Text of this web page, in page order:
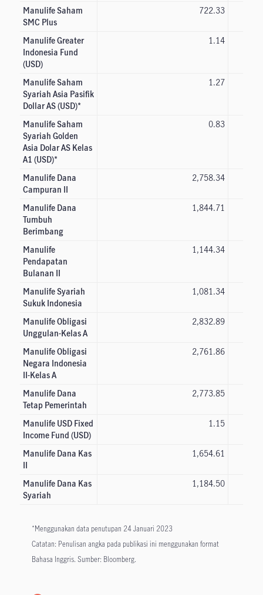
Manulife Saham
SMC Plus
722.33
Manulife Greater
Indonesia Fund
(USD)
1.14
Manulife Saham
Syariah Asia Pasifik
Dollar AS (USD)*
1.27
Manulife Saham
Syariah Golden
Asia Dolar AS Kelas
A1 (USD)*
0.83
Manulife Dana
Campuran II
2,758.34
Manulife Dana
Tumbuh
Berimbang
1,844.71
Manulife
Pendapatan
Bulanan II
1,144.34
Manulife Syariah
Sukuk Indonesia
1,081.34
Manulife Obligasi
Unggulan-Kelas A
2,832.89
Manulife Obligasi
Negara Indonesia
II-Kelas A
2,761.86
Manulife Dana
Tetap Pemerintah
2,773.85
Manulife USD Fixed
Income Fund (USD)
1.15
Manulife Dana Kas
II
1,654.61
Manulife Dana Kas
Syariah
1,184.50
*Menggunakan data penutupan 24 Januari 2023
Catatan: Penulisan angka pada publikasi ini menggunakan format
Bahasa Inggris. Sumber: Bloomberg.